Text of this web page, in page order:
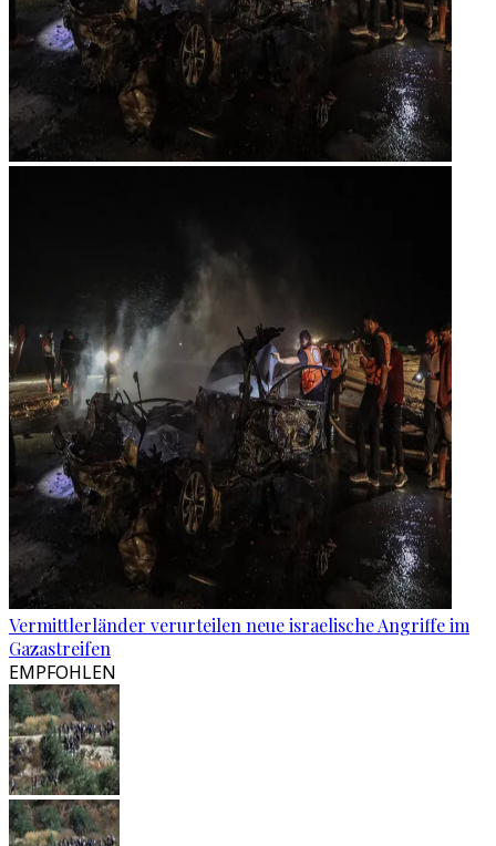
Vermittlerländer verurteilen neue israelische Angriffe im
Gazastreifen
EMPFOHLEN